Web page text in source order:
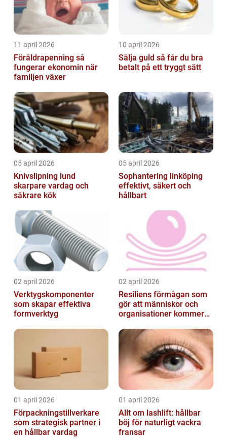
11 april 2026
Föräldrapenning så
fungerar ekonomin när
familjen växer
10 april 2026
Sälja guld så får du bra
betalt på ett tryggt sätt
05 april 2026
Knivslipning lund
skarpare vardag och
säkrare kök
05 april 2026
Sophantering linköping
effektivt, säkert och
hållbart
02 april 2026
Verktygskomponenter
som skapar effektiva
formverktyg
02 april 2026
Resiliens förmågan som
gör att människor och
organisationer kommer
01 april 2026
Förpackningstillverkare
som strategisk partner i
en hållbar vardag
01 april 2026
Allt om lashlift: hållbar
böj för naturligt vackra
fransar